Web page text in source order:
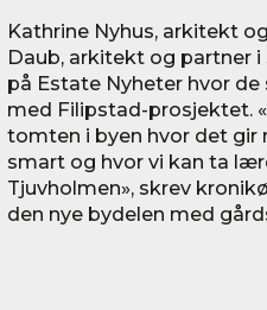
Kathrine Nyhus, arkitekt
Daub, arkitekt og partner i
på Estate Nyheter hvor
med Filipstad-prosjektet.
tomten i byen hvor det gir
smart og hvor vi kan ta
Tjuvholmen», skrev
den nye bydelen med